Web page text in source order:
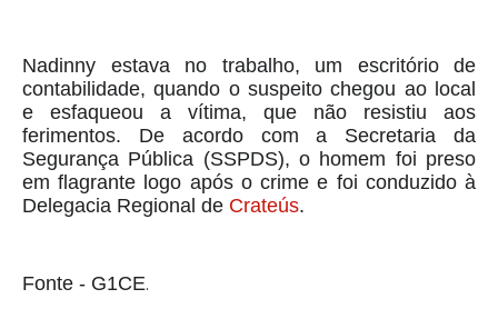
Nadinny estava no trabalho, um escritório de
contabilidade, quando o suspeito chegou ao local
e esfaqueou a vítima, que não resistiu aos
ferimentos. De acordo com a Secretaria da
Segurança Pública (SSPDS), o homem foi preso
em flagrante logo após o crime e foi conduzido à
Delegacia Regional de Crateús.
Fonte - G1CE.